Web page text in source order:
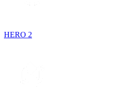
HERO 2